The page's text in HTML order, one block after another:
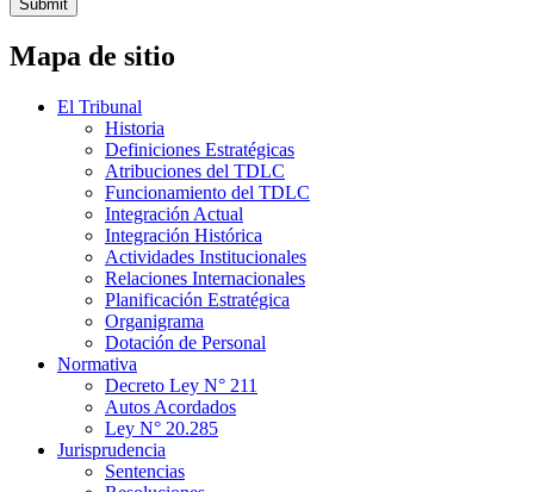
Submit
Mapa de sitio
El Tribunal
Historia
Definiciones Estratégicas
Atribuciones del TDLC
Funcionamiento del TDLC
Integración Actual
Integración Histórica
Actividades Institucionales
Relaciones Internacionales
Planificación Estratégica
Organigrama
Dotación de Personal
Normativa
Decreto Ley N° 211
Autos Acordados
Ley N° 20.285
Jurisprudencia
Sentencias